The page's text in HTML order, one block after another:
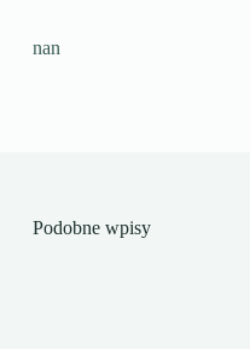
nan
Podobne wpisy